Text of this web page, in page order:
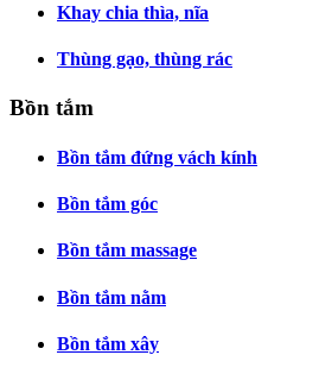
Khay chia thìa, nĩa
Thùng gạo, thùng rác
Bồn tắm
Bồn tắm đứng vách kính
Bồn tắm góc
Bồn tắm massage
Bồn tắm nằm
Bồn tắm xây